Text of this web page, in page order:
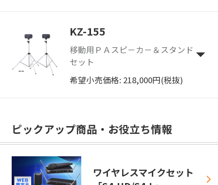
KZ-155
移動用ＰＡスピ－カ－＆スタンド
セット
希望小売価格: 218,000円(税抜)
ピックアップ商品・お役立ち情報
ワイヤレスマイクセット